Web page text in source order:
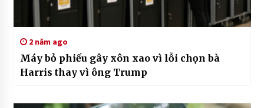
2 năm ago
Máy bỏ phiếu gây xôn xao vì lỗi chọn bà
Harris thay vì ông Trump